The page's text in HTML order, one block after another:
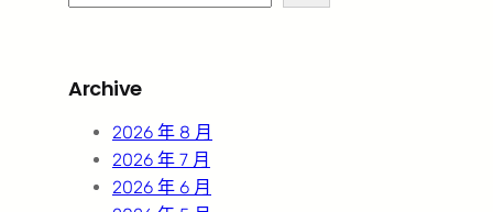
e
c
Archive
2026 年 8 月
2026 年 7 月
2026 年 6 月